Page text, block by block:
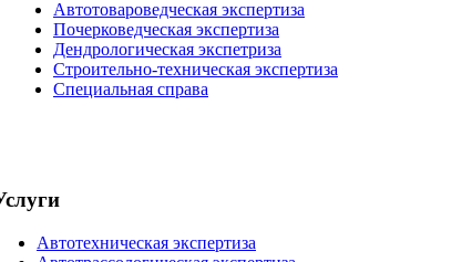
Автотовароведческая экспертиза
Почерковедческая экспертиза
Дендрологическая экспетриза
Строительно-техническая экспертиза
Специальная справа
Автотехническая экспертиза